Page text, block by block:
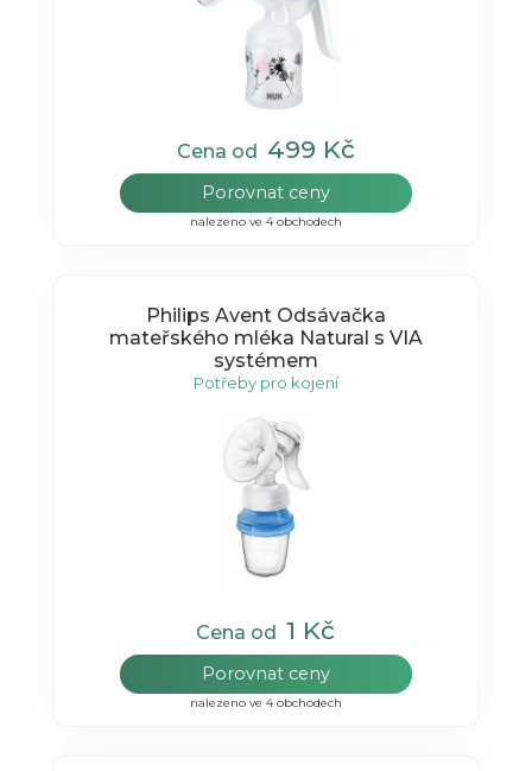
Cena od 499 Kč
Porovnat ceny
nalezeno ve 4 obchodech
Philips Avent Odsávačka
mateřského mléka Natural s VIA
systémem
Potřeby pro kojení
Cena od1 Kč
Porovnat ceny
nalezeno ve 4 obchodech